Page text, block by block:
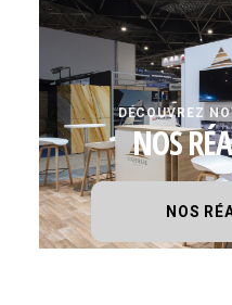
DÉCOUVREZ
NOS
NOS